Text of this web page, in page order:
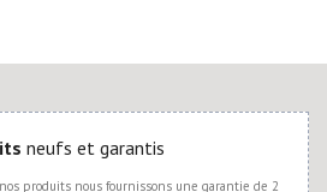
neufs et garantis
produits nous fournissons une garantie de 2